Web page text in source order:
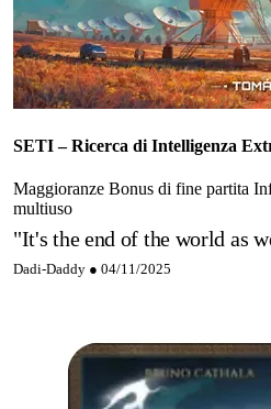
SETI – Ricerca di Intelligenza
Maggioranze Bonus di fine partita
multiuso
"It's the end of the world as
Dadi-Daddy ● 04/11/2025